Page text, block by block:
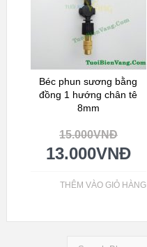
Béc phun sương bằng
đồng 1 hướng chân tê
8mm
15.000VNĐ
13.000VNĐ
THÊM VÀO GIỎ HÀNG